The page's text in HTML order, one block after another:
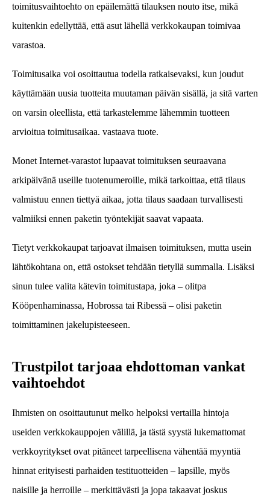
toimitusvaihtoehto on epäilemättä tilauksen nouto itse, mikä
kuitenkin edellyttää, että asut lähellä verkkokaupan toimivaa
varastoa.
Toimitusaika voi osoittautua todella ratkaisevaksi, kun joudut
käyttämään uusia tuotteita muutaman päivän sisällä, ja sitä varten
on varsin oleellista, että tarkastelemme lähemmin tuotteen
arvioitua toimitusaikaa. vastaava tuote.
Monet Internet-varastot lupaavat toimituksen seuraavana
arkipäivänä useille tuotenumeroille, mikä tarkoittaa, että tilaus
valmistuu ennen tiettyä aikaa, jotta tilaus saadaan turvallisesti
valmiiksi ennen paketin työntekijät saavat vapaata.
Tietyt verkkokaupat tarjoavat ilmaisen toimituksen, mutta usein
lähtökohtana on, että ostokset tehdään tietyllä summalla. Lisäksi
sinun tulee valita kätevin toimitustapa, joka – olitpa
Kööpenhaminassa, Hobrossa tai Ribessä – olisi paketin
toimittaminen jakelupisteeseen.
Trustpilot tarjoaa ehdottoman vankat
vaihtoehdot
Ihmisten on osoittautunut melko helpoksi vertailla hintoja
useiden verkkokauppojen välillä, ja tästä syystä lukemattomat
verkkoyritykset ovat pitäneet tarpeellisena vähentää myyntiä
hinnat erityisesti parhaiden testituotteiden – lapsille, myös
naisille ja herroille – merkittävästi ja jopa takaavat joskus